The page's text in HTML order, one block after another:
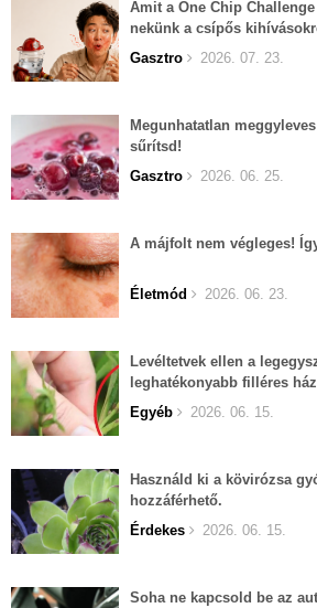
Amit a One Chip
nekünk a csípős
Gasztro
2026. 07. 23.
Megunhatatlan
sűrítsd!
Gasztro
2026. 06. 25.
A májfolt nem végleges!
Életmód 2026. 06. 23.
Levéltetvek ellen a
leghatékonyabb filléres
Egyéb
2026. 06. 15.
Használd ki a kövirózsa
hozzáférhető.
Érdekes
2026. 06. 15.
Soha ne kapcsold be az